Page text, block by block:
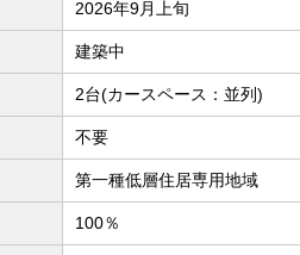
2026年9月上旬
建築中
2台(カースペース：並列)
不要
第一種低層住居専用地域
100％